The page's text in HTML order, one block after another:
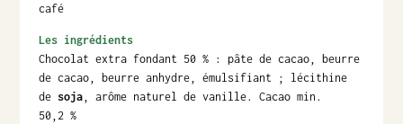
café
Les ingrédients
Chocolat extra fondant 50 % : pâte de cacao, beurre
de cacao, beurre anhydre, émulsifiant ; lécithine
de soja, arôme naturel de vanille. Cacao min.
50,2 %